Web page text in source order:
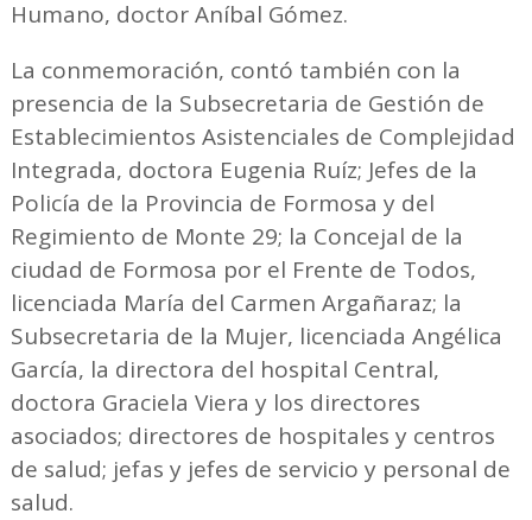
Humano, doctor Aníbal Gómez.
La conmemoración, contó también con la
presencia de la Subsecretaria de Gestión de
Establecimientos Asistenciales de Complejidad
Integrada, doctora Eugenia Ruíz; Jefes de la
Policía de la Provincia de Formosa y del
Regimiento de Monte 29; la Concejal de la
ciudad de Formosa por el Frente de Todos,
licenciada María del Carmen Argañaraz; la
Subsecretaria de la Mujer, licenciada Angélica
García, la directora del hospital Central,
doctora Graciela Viera y los directores
asociados; directores de hospitales y centros
de salud; jefas y jefes de servicio y personal de
salud.